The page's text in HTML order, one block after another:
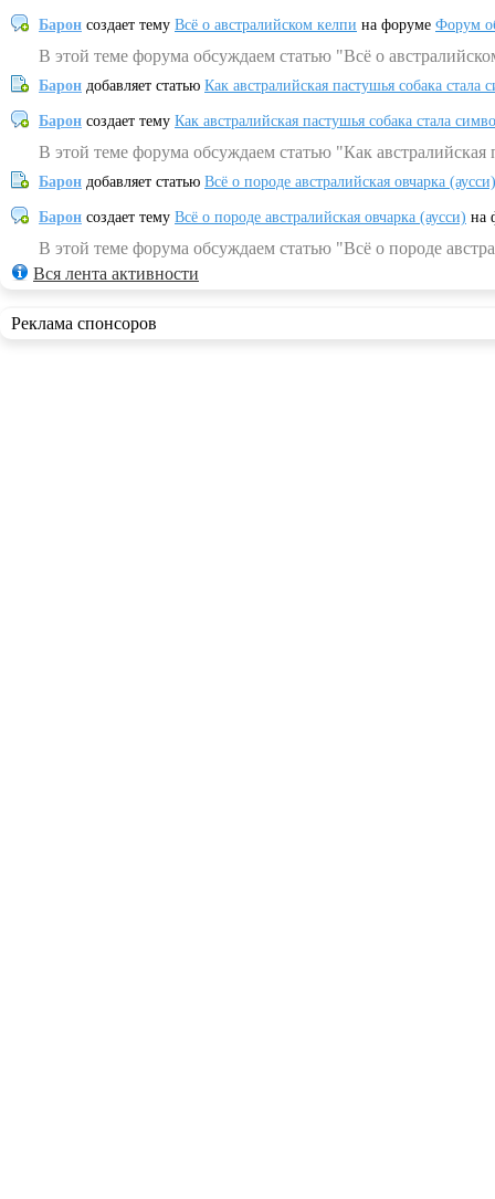
Барон создает тему Всё о австралийском келпи на форуме Форум
В этой теме форума обсуждаем статью "Всё о
Барон добавляет статью Как австралийская пастушья собака
Барон создает тему Как австралийская пастушья собака стала
В этой теме форума обсуждаем статью "Как
Барон добавляет статью Всё о породе австралийская овчарка (аусси)
Барон создает тему Всё о породе австралийская овчарка (аусси) на
В этой теме форума обсуждаем статью "Всё о породе
Вся лента активности
Реклама спонсоров